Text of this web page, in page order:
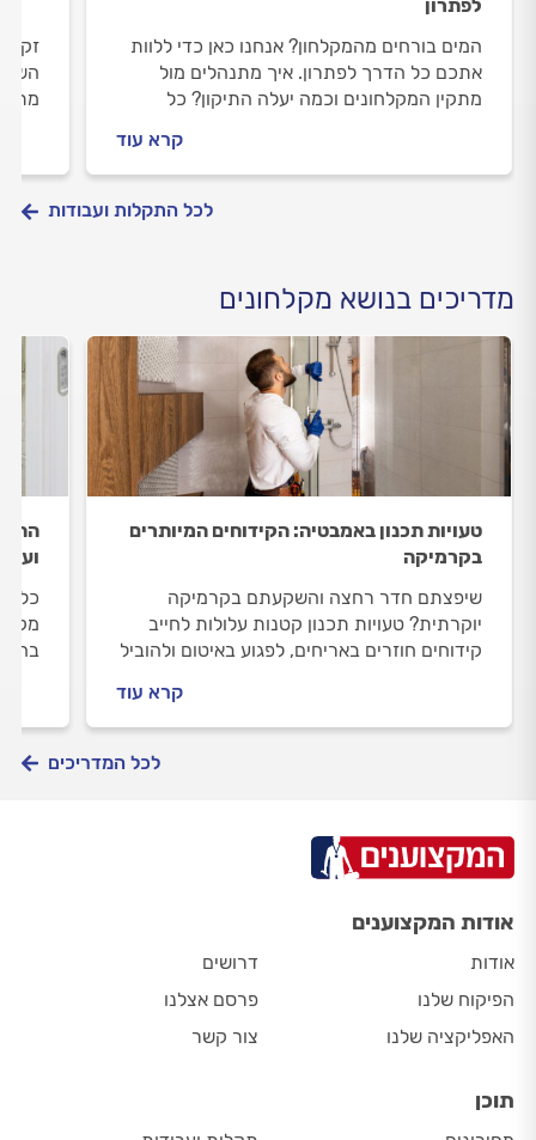
לפתרון
המים בורחים מהמקלחון? אנחנו כאן כדי ללוות
אתכם כל הדרך לפתרון. איך מתנהלים מול
מתקין המקלחונים וכמה יעלה התיקון? כל
קרא עוד
לכל התקלות ועבודות
מדריכים בנושא מקלחונים
טעויות תכנון באמבטיה: הקידוחים המיותרים
בקרמיקה
שיפצתם חדר רחצה והשקעתם בקרמיקה
יוקרתית? טעויות תכנון קטנות עלולות לחייב
קידוחים חוזרים באריחים, לפגוע באיטום ולהוביל
הנפוצות ביותר - ואיך להימנע מהן מראש.
קרא עוד
כל
לכל המדריכים
אודות המקצוענים
אודות
הפיקוח שלנו
האפליקציה שלנו
דרושים
פרסם אצלנו
צור קשר
תוכן